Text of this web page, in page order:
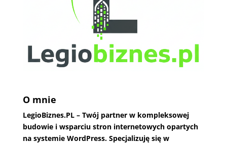
O mnie
LegioBiznes.PL– Twój partner w kompleksowej
budowie i wsparciu stron internetowych opartych
na systemie WordPress. Specjalizuję się w